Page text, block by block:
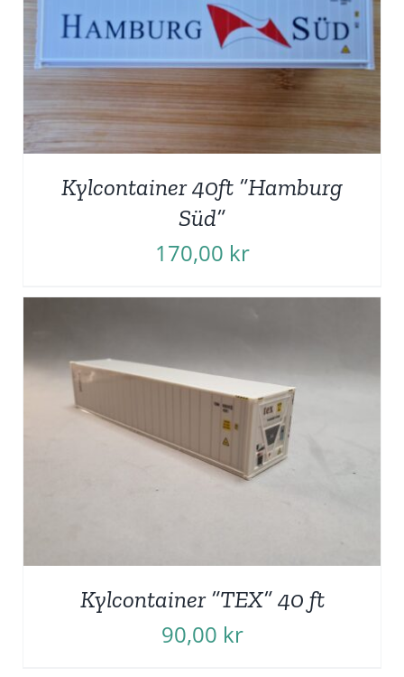
Kylcontainer 40ft ”Hamburg
Süd”
170,00 kr
Kylcontainer ”TEX” 40 ft
90,00 kr